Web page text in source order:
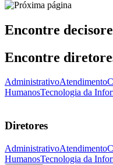
Encontre
Encontre
AdministrativoAtendimento
HumanosTecnologia da
Diretores
AdministrativoAtendimento
HumanosTecnologia da